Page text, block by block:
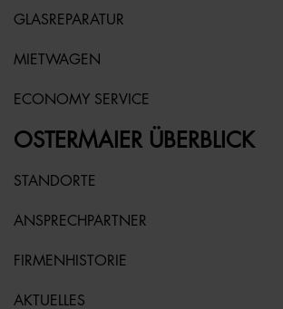
GLASREPARATUR
MIETWAGEN
ECONOMY SERVICE
OSTERMAIER ÜBERBLICK
STANDORTE
ANSPRECHPARTNER
FIRMENHISTORIE
AKTUELLES